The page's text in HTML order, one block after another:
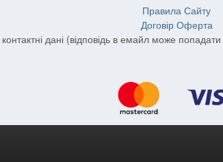
Правила Сайту
Договір Оферта
дані (відповідь в емайл може